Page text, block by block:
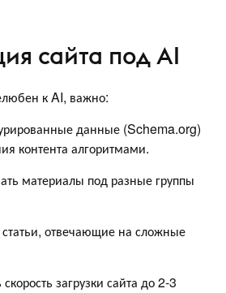
сайта под AI
к AI, важно:
данные (Schema.org)
контента алгоритмами.
материалы под разные группы
отвечающие на сложные
загрузки сайта до 2-3